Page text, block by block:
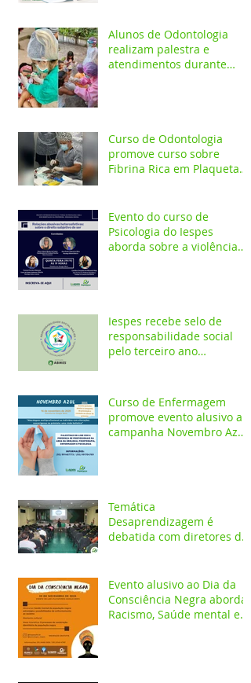
Alunos de Odontologia
realizam palestra e
atendimentos durante
Curso de Odontologia
promove curso sobre
Fibrina Rica em Plaquetas
Evento do curso de
Psicologia do Iespes
aborda sobre a violência
Iespes recebe selo de
responsabilidade social
pelo terceiro ano
Curso de Enfermagem
promove evento alusivo a
campanha Novembro Azul
Temática
Desaprendizagem é
debatida com diretores da
Evento alusivo ao Dia da
Consciência Negra aborda
Racismo, Saúde mental e